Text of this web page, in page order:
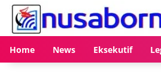
Langsung
konten
Home News Eksekutif